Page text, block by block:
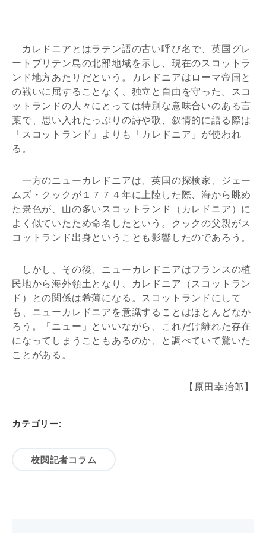
カレドニアとはラテン語の古い呼び名で、英国グレ
ートブリテン島の北部地域を示し、現在のスコットラ
ンド地方あたりだという。カレドニアはローマ帝国と
の戦いに屈することなく、独立と自由を守った。スコ
ットランドの人々にとっては特別な意味合いのある言
葉で、思い入れたっぷりの詩や歌、叙情的に語る際は
「スコットランド」よりも「カレドニア」が使われ
る。
一方のニューカレドニアは、英国の探検家、ジェー
ムズ・クックが１７７４年に上陸した際、海から眺め
た景色が、山の多いスコットランド（カレドニア）に
よく似ていたため命名したという。クックの父親がス
コットランド出身ということも影響したのであろう。
しかし、その後、ニューカレドニアはフランスの植
民地から海外領土となり、カレドニア（スコットラン
ド）との関係は希薄になる。スコットランドにして
も、ニューカレドニアを意識することはほとんどなか
ろう。「ニュー」といいながら、これだけ離れた存在
になってしまうこともあるのか、と調べていて驚いた
ことがある。
【原田幸治郎】
カテゴリー:
校閲記者コラム